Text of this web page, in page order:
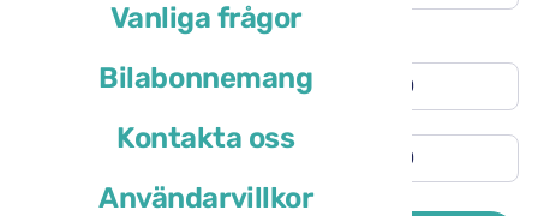
Vanliga frågor
Bilabonnemang
Kontakta oss
Användarvillkor
Annan återlämningsadress
Förarens bosättningsland är